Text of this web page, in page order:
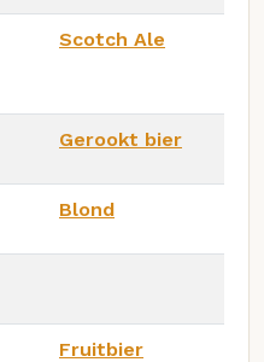
Scotch Ale
Gerookt bier
Blond
Fruitbier